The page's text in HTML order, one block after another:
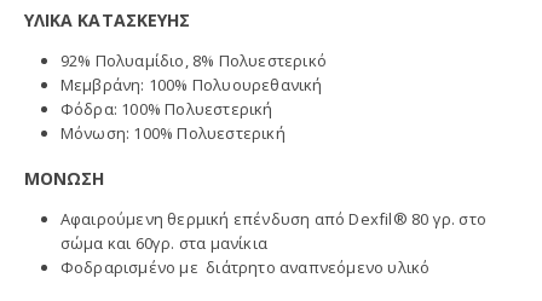
ΥΛΙΚΑ ΚΑΤΑΣΚΕΥΗΣ
92% Πολυαμίδιο, 8% Πολυεστερικό
Μεμβράνη: 100% Πολυουρεθανική
Φόδρα: 100% Πολυεστερική
Μόνωση: 100% Πολυεστερική
ΜΟΝΩΣΗ
Αφαιρούμενη θερμική επένδυση από Dexfil® 80 γρ. στο
σώμα και 60γρ. στα μανίκια
Φοδραρισμένο με διάτρητο αναπνεόμενο υλικό